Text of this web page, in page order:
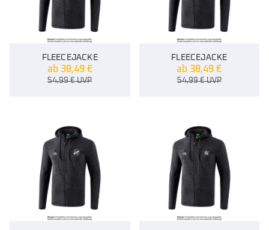
FLEECEJACKE
ab 38,49 €
54,99€UVP
FLEECEJACKE
ab 38,49€
54,99€UVP